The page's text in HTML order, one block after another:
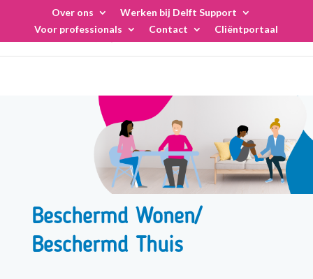
content
Over ons
Werken bij Delft Support
Voor professionals
Contact Cliëntportaal
Beschermd Wonen/
Beschermd Thuis